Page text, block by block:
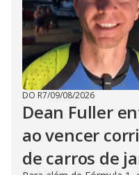
DO R7/09/08/2026
Dean Fuller
ao vencer
de carros de